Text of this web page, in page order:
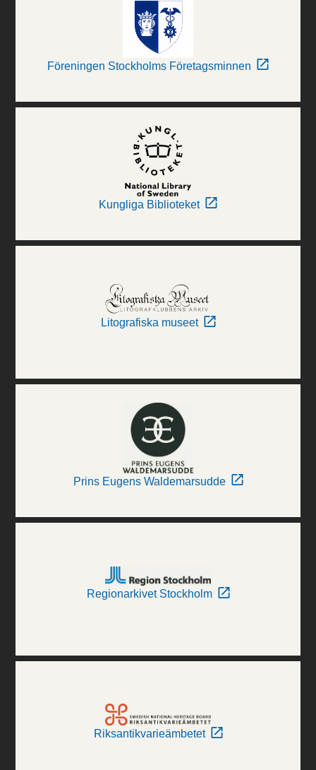
Föreningen Stockholms Företagsminnen
Kungliga Biblioteket
Litografiska museet
Prins Eugens Waldemarsudde
Regionarkivet Stockholm
Riksantikvarieämbetet